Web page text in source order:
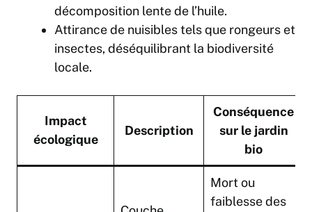
décomposition lente de l’huile.
Attirance de nuisibles tels que rongeurs et
insectes, déséquilibrant la biodiversité
locale.
Impact
écologique
Description
Conséquence
sur le jardin
bio
Mort ou
faiblesse des